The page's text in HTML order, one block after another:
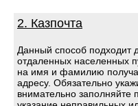
2. Казпочта
Данный способ подходит
отдаленных населенных
на имя и фамилию
адресу. Обязательно
внимательно заполняйте